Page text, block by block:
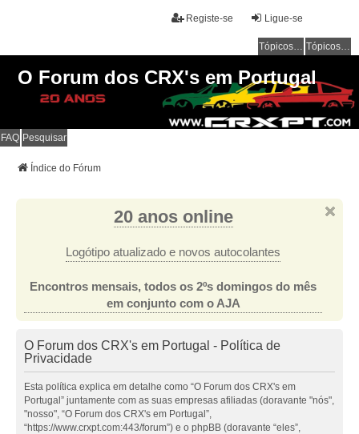
Ligue-se
Registe-se
Tópicos sem resposta Tópicos ativos
O Forum dos CRX's em Portugal
FAQ Pesquisar
Índice do Fórum
20 anos online
Logótipo atualizado e novos autocolantes
Encontros mensais, todos os 2ºs domingos do mês
em conjunto com o AJA
O Forum dos CRX's em Portugal - Política de
Privacidade
Esta política explica em detalhe como “O Forum dos CRX's em
Portugal” juntamente com as suas empresas afiliadas (doravante "nós",
"nosso", “O Forum dos CRX's em Portugal”,
“https://www.crxpt.com:443/forum”) e o phpBB (doravante “eles”,